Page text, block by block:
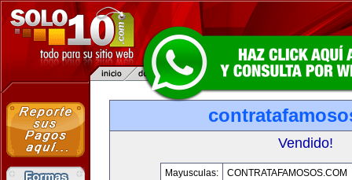
Vendido!
Mayusculas:
CONTRATAFAMOSOS.COM